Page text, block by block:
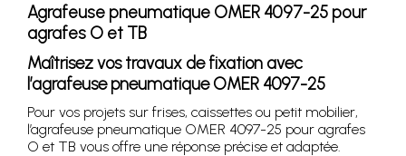
Agrafeuse pneumatique OMER 4097-25 pour
agrafes O et TB
Maîtrisez vos travaux de fixation avec
l’agrafeuse pneumatique OMER 4097-25
Pour vos projets sur frises, caissettes ou petit mobilier,
l’agrafeuse pneumatique OMER 4097-25 pour agrafes
O et TB vous offre une réponse précise et adaptée.